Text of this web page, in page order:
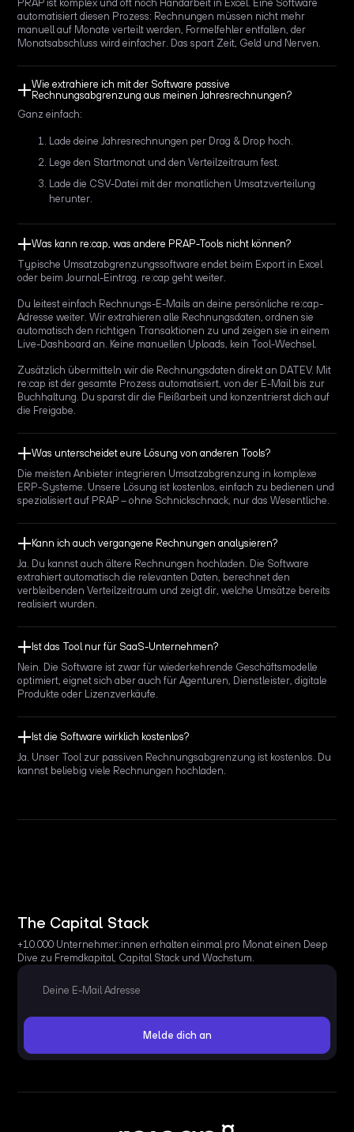
PRAP ist komplex und oft noch Handarbeit in Excel. Eine Software
automatisiert diesen Prozess: Rechnungen müssen nicht mehr
manuell auf Monate verteilt werden, Formelfehler entfallen, der
Monatsabschluss wird einfacher. Das spart Zeit, Geld und Nerven.
Wie extrahiere ich mit der Software passive
Rechnungsabgrenzung aus meinen Jahresrechnungen?
Ganz einfach:
Lade deine Jahresrechnungen per Drag & Drop hoch.
Lege den Startmonat und den Verteilzeitraum fest.
Lade die CSV-Datei mit der monatlichen Umsatzverteilung
herunter.
Was kann re:cap, was andere PRAP-Tools nicht können?
Typische Umsatzabgrenzungssoftware endet beim Export in Excel
oder beim Journal-Eintrag. re:cap geht weiter.
Du leitest einfach Rechnungs-E-Mails an deine persönliche re:cap-
Adresse weiter. Wir extrahieren alle Rechnungsdaten, ordnen sie
automatisch den richtigen Transaktionen zu und zeigen sie in einem
Live-Dashboard an. Keine manuellen Uploads, kein Tool-Wechsel.
Zusätzlich übermitteln wir die Rechnungsdaten direkt an DATEV. Mit
re:cap ist der gesamte Prozess automatisiert, von der E-Mail bis zur
Buchhaltung. Du sparst dir die Fleißarbeit und konzentrierst dich auf
die Freigabe.
Was unterscheidet eure Lösung von anderen Tools?
Die meisten Anbieter integrieren Umsatzabgrenzung in komplexe
ERP-Systeme. Unsere Lösung ist kostenlos, einfach zu bedienen und
spezialisiert auf PRAP – ohne Schnickschnack, nur das Wesentliche.
Kann ich auch vergangene Rechnungen analysieren?
Ja. Du kannst auch ältere Rechnungen hochladen. Die Software
extrahiert automatisch die relevanten Daten, berechnet den
verbleibenden Verteilzeitraum und zeigt dir, welche Umsätze bereits
realisiert wurden.
Ist das Tool nur für SaaS-Unternehmen?
Nein. Die Software ist zwar für wiederkehrende Geschäftsmodelle
optimiert, eignet sich aber auch für Agenturen, Dienstleister, digitale
Produkte oder Lizenzverkäufe.
Ist die Software wirklich kostenlos?
Ja. Unser Tool zur passiven Rechnungsabgrenzung ist kostenlos. Du
kannst beliebig viele Rechnungen hochladen.
The Capital Stack
+10.000 Unternehmer:innen erhalten einmal pro Monat einen Deep
Dive zu Fremdkapital, Capital Stack und Wachstum.